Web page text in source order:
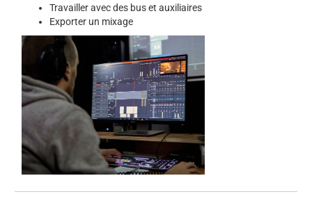
Travailler avec des bus et auxiliaires
Exporter un mixage